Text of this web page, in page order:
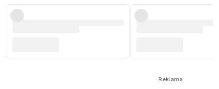
Reklama